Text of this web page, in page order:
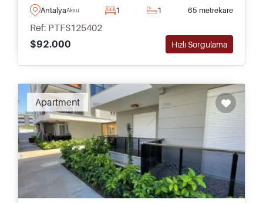
yüzme havuzu ve ortak yeşil bahçelere erişim
AntalyaAksu 1 1 65 metrekare
Ref: PTFS125402
$92.000
Hızlı Sorgulama
Apartment